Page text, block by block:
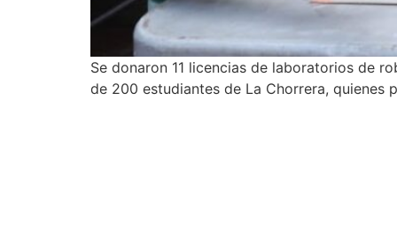
Se donaron 11 licencias de laboratorios de
de 200 estudiantes de La Chorrera, quienes